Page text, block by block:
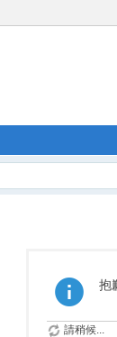
抱
請稍候...